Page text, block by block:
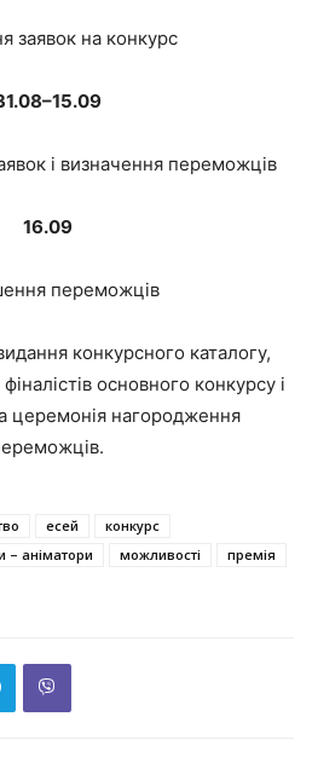
заявок на конкурс
і визначення переможців
16.09
переможців
конкурсного каталогу,
основного конкурсу і
церемонія нагородження
есей
конкурс
– аніматори можливості
премія